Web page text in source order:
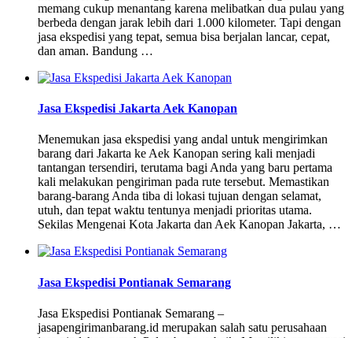
memang cukup menantang karena melibatkan dua pulau yang
berbeda dengan jarak lebih dari 1.000 kilometer. Tapi dengan
jasa ekspedisi yang tepat, semua bisa berjalan lancar, cepat,
dan aman. Bandung …
Jasa Ekspedisi Jakarta Aek Kanopan
Menemukan jasa ekspedisi yang andal untuk mengirimkan
barang dari Jakarta ke Aek Kanopan sering kali menjadi
tantangan tersendiri, terutama bagi Anda yang baru pertama
kali melakukan pengiriman pada rute tersebut. Memastikan
barang-barang Anda tiba di lokasi tujuan dengan selamat,
utuh, dan tepat waktu tentunya menjadi prioritas utama.
Sekilas Mengenai Kota Jakarta dan Aek Kanopan Jakarta, …
Jasa Ekspedisi Pontianak Semarang
Jasa Ekspedisi Pontianak Semarang –
jasapengirimanbarang.id merupakan salah satu perusahaan